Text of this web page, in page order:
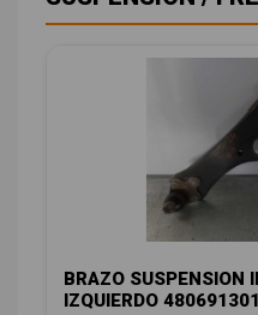
BRAZO SUSPENSION
IZQUIERDO